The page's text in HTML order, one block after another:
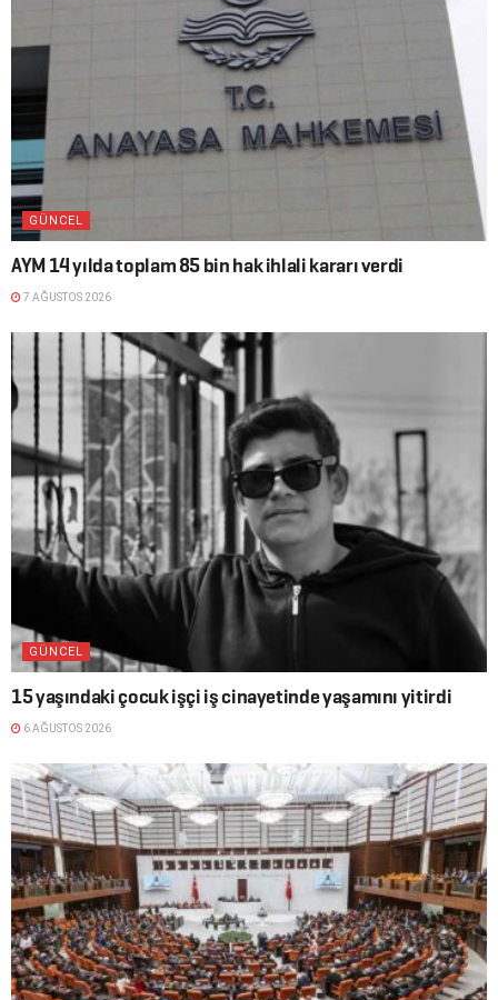
GÜNCEL
AYM 14 yılda toplam 85 bin hak ihlali kararı verdi
7 AĞUSTOS 2026
GÜNCEL
15 yaşındaki çocuk işçi iş cinayetinde yaşamını yitirdi
6 AĞUSTOS 2026